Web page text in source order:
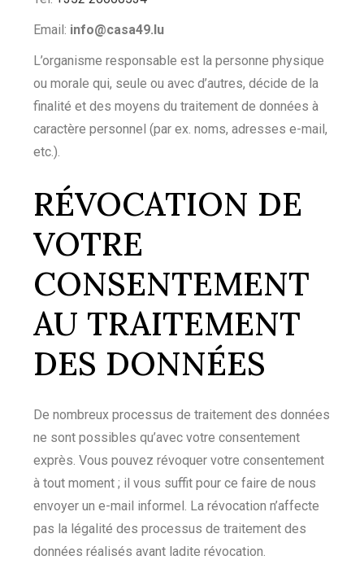
Email: info@casa49.lu
L’organisme responsable est la personne physique
ou morale qui, seule ou avec d’autres, décide de la
finalité et des moyens du traitement de données à
caractère personnel (par ex. noms, adresses e-mail,
etc.).
RÉVOCATION DE
VOTRE
CONSENTEMENT
AU TRAITEMENT
DES DONNÉES
De nombreux processus de traitement des données
ne sont possibles qu’avec votre consentement
exprès. Vous pouvez révoquer votre consentement
à tout moment ; il vous suffit pour ce faire de nous
envoyer un e-mail informel. La révocation n’affecte
pas la légalité des processus de traitement des
données réalisés avant ladite révocation.